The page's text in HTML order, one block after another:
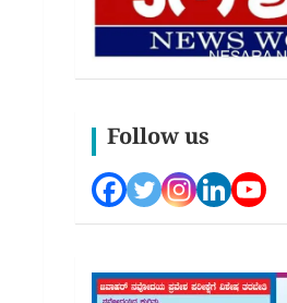
Follow us